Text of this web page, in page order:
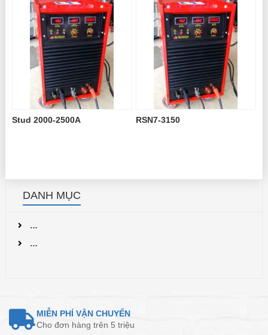
Stud 2000-2500A RSN7-3150
DANH MỤC
…
…
MIỄN PHÍ VẬN CHUYỂN
Cho đơn hàng trên 5 triệu